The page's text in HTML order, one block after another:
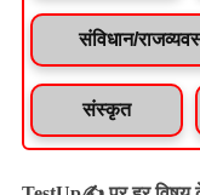
संविधान/
संस्कृत